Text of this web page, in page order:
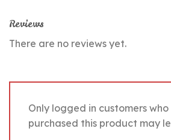
Reviews
There are no reviews yet.
Only logged in customers who
purchased this product may